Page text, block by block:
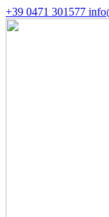
+39 0471 301577